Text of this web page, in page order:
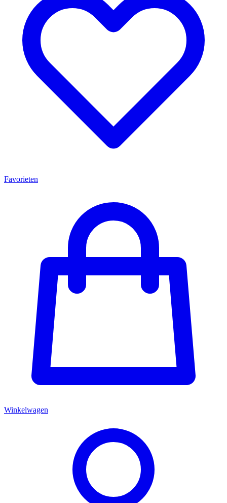
Favorieten
Winkelwagen